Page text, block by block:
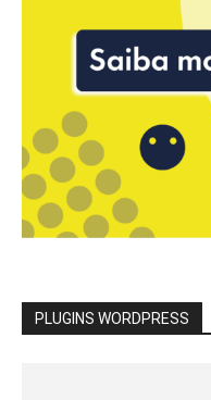
PLUGINS WORDPRESS